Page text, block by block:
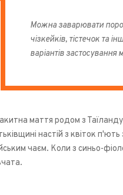
Можна заварювати
чізкейків, тістечок та
варіантів
маття родом з
настій з квіток
чаєм. Коли з синьо-